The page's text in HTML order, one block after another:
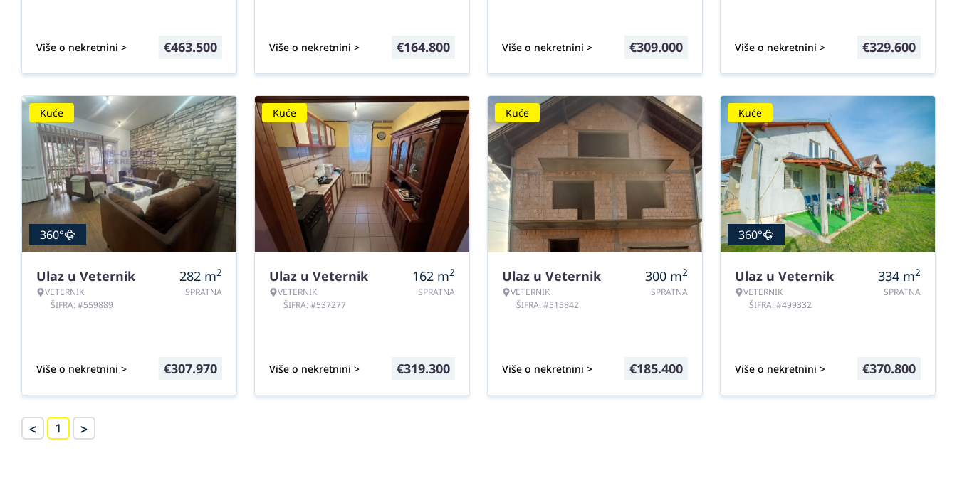
Više o nekretnini > €463.500 Više o nekretnini > €164.800 Više o nekretnini > €309.000 Više o nekretnini > €329.600
Kuće
360°
Ulaz u Veternik
VETERNIK
ŠIFRA: #559889
282 m2
SPRATNA
Više o nekretnini > €307.970
Kuće
Ulaz u Veternik
VETERNIK
ŠIFRA: #537277
162 m2
SPRATNA
Više o nekretnini > €319.300
Kuće
Ulaz u Veternik
VETERNIK
ŠIFRA: #515842
300 m2
SPRATNA
Više o nekretnini > €185.400
Kuće
360°
Ulaz u Veternik
VETERNIK
ŠIFRA: #499332
334 m2
SPRATNA
Više o nekretnini > €370.800
< 1 >